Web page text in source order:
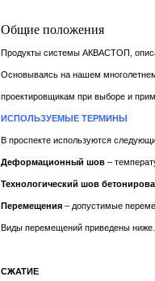
Общие положения
Продукты системы АКВАСТОП,
Основываясь на нашем
проектировщикам при выборе и
ИСПОЛЬЗУЕМЫЕ ТЕРМИНЫ
В проспекте используются
Деформационный шов –
Технологический шов
Перемещения – допустимые
Виды перемещений приведены ниже.
СЖАТИЕ